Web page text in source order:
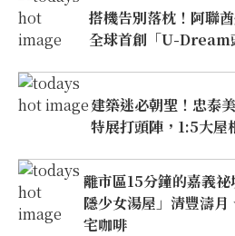
搭機告別落枕！阿聯
全球首創「U-Dream
建築迷必朝聖！忠泰
特展打頭陣，1:5大屋
離市區15分鐘的嘉義
隱少女湯屋」清豐濤
宅咖啡